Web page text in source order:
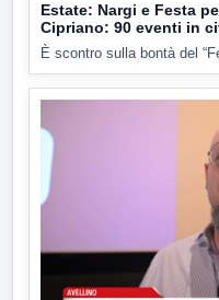
Estate: Nargi e Festa
Cipriano: 90 eventi in
È scontro sulla bontà del